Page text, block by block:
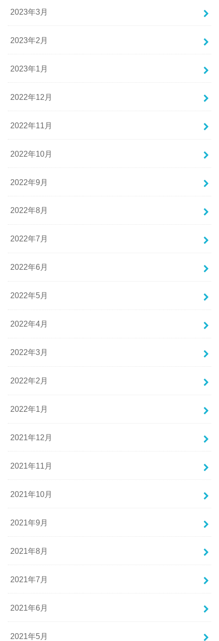
2023年3月
2023年2月
2023年1月
2022年12月
2022年11月
2022年10月
2022年9月
2022年8月
2022年7月
2022年6月
2022年5月
2022年4月
2022年3月
2022年2月
2022年1月
2021年12月
2021年11月
2021年10月
2021年9月
2021年8月
2021年7月
2021年6月
2021年5月